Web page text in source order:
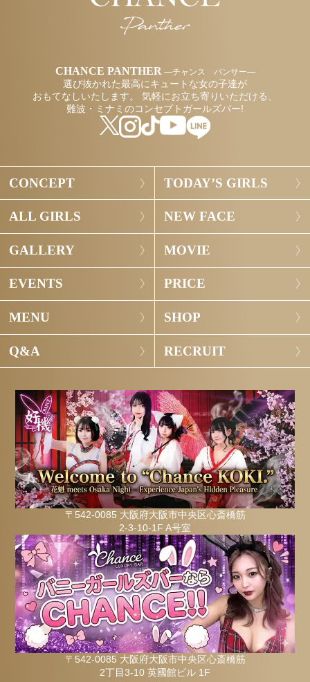
CHANCE PANTHER―チャンス パンサー―
選び抜かれた最高にキュートな女の子達が
おもてなしいたします。
気軽にお立ち寄りいただける、
難波・ミナミのコンセプトガールズバー!
CONCEPT TODAY’S GIRLS
ALL GIRLS NEW FACE
GALLERY MOVIE
EVENTS PRICE
MENU SHOP
Q&A RECRUIT
〒542-0085 大阪府大阪市中央区心斎橋筋
2-3-10-1F A号室
〒542-0085 大阪府大阪市中央区心斎橋筋
2丁目3-10 英國館ビル 1F